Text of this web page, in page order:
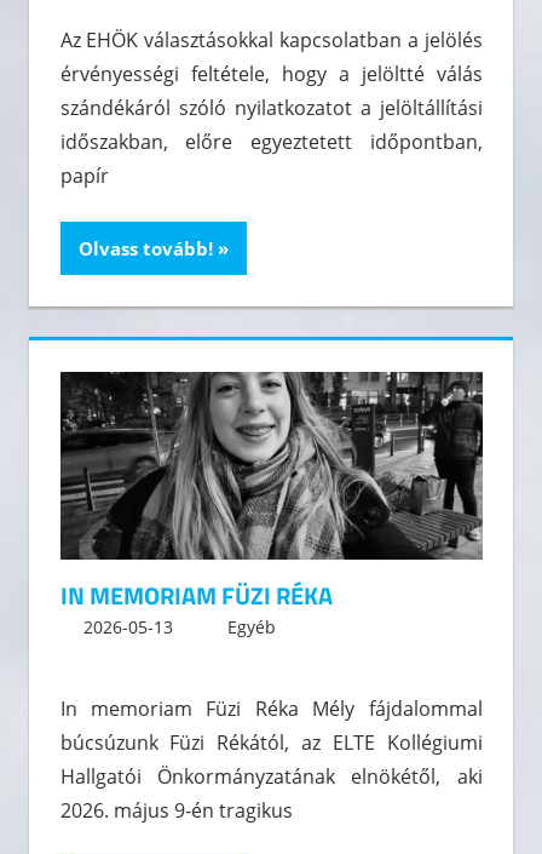
Az EHÖK választásokkal kapcsolatban a jelölés
érvényességi feltétele, hogy a jelöltté válás
szándékáról szóló nyilatkozatot a jelöltállítási
időszakban, előre egyeztetett időpontban,
papír
Olvass tovább!
IN MEMORIAM FÜZI RÉKA
2026-05-13 kommunikacio
Egyéb
In memoriam Füzi Réka Mély fájdalommal
búcsúzunk Füzi Rékától, az ELTE Kollégiumi
Hallgatói Önkormányzatának elnökétől, aki
2026. május 9-én tragikus